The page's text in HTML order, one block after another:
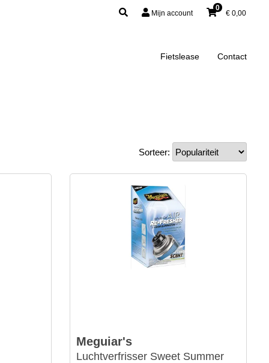
Mijn account
0
€ 0,00
Fietslease Contact
Sorteer:
Meguiar's
Luchtverfrisser Sweet Summer